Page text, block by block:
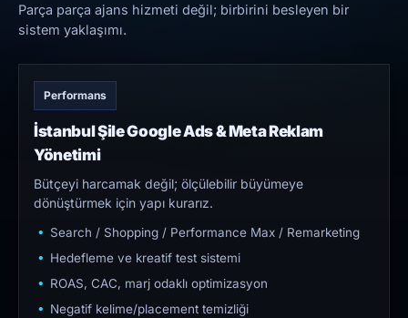
Parça parça ajans hizmeti değil; birbirini besleyen bir
sistem yaklaşımı.
Performans
İstanbul Şile Google Ads & Meta Reklam
Yönetimi
Bütçeyi harcamak değil; ölçülebilir büyümeye
dönüştürmek için yapı kurarız.
Search / Shopping / Performance Max / Remarketing
Hedefleme ve kreatif test sistemi
ROAS, CAC, marj odaklı optimizasyon
Negatif kelime/placement temizliği